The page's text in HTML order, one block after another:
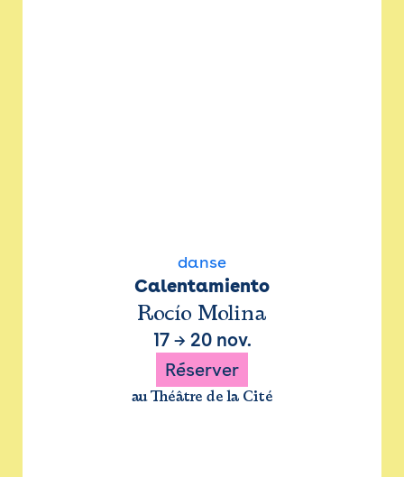
danse
Calentamiento
Rocío Molina
17→ 20 nov.
Réserver
au Théâtre de la Cité